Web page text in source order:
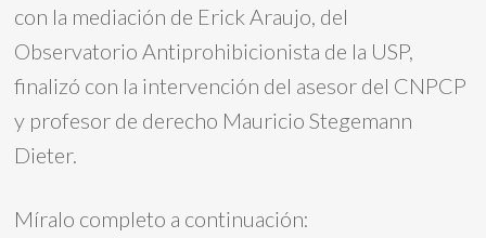
con la mediación de Erick Araujo, del
Observatorio Antiprohibicionista de la USP,
finalizó con la intervención del asesor del CNPCP
y profesor de derecho Mauricio Stegemann
Dieter.
Míralo completo a continuación: